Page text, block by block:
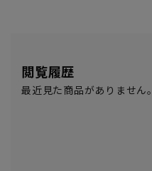
閲覧履歴
最近見た商品がありません。